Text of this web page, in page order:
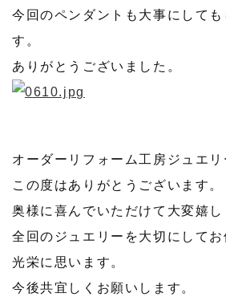
今回のペンダントも大事にしても
す。
ありがとうございました。
オーダーリフォーム工房ジュエ
この度はありがとうございます。
奥様に喜んでいただけて大変嬉し
全回のジュエリーを大切にしてお
光栄に思います。
今後共宜しくお願いします。